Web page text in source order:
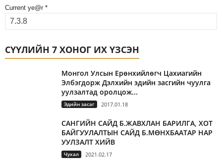
Current ye@r *
СҮҮЛИЙН 7 ХОНОГ ИХ ҮЗСЭН
Монгол Улсын Ерөнхийлөгч Цахиагийн
Элбэгдорж Дэлхийн эдийн засгийн чуулга
уулзалтад оролцож...
Эдийн засаг 2017.01.18
САНГИЙН САЙД Б.ЖАВХЛАН БАРИЛГА, ХОТ
БАЙГУУЛАЛТЫН САЙД Б.МӨНХБААТАР НАР
УУЛЗАЛТ ХИЙВ
Чухал 2021.02.17